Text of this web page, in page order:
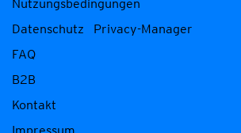
Nutzungsbedingungen
Datenschutz
Privacy-Manager
FAQ
B2B
Kontakt